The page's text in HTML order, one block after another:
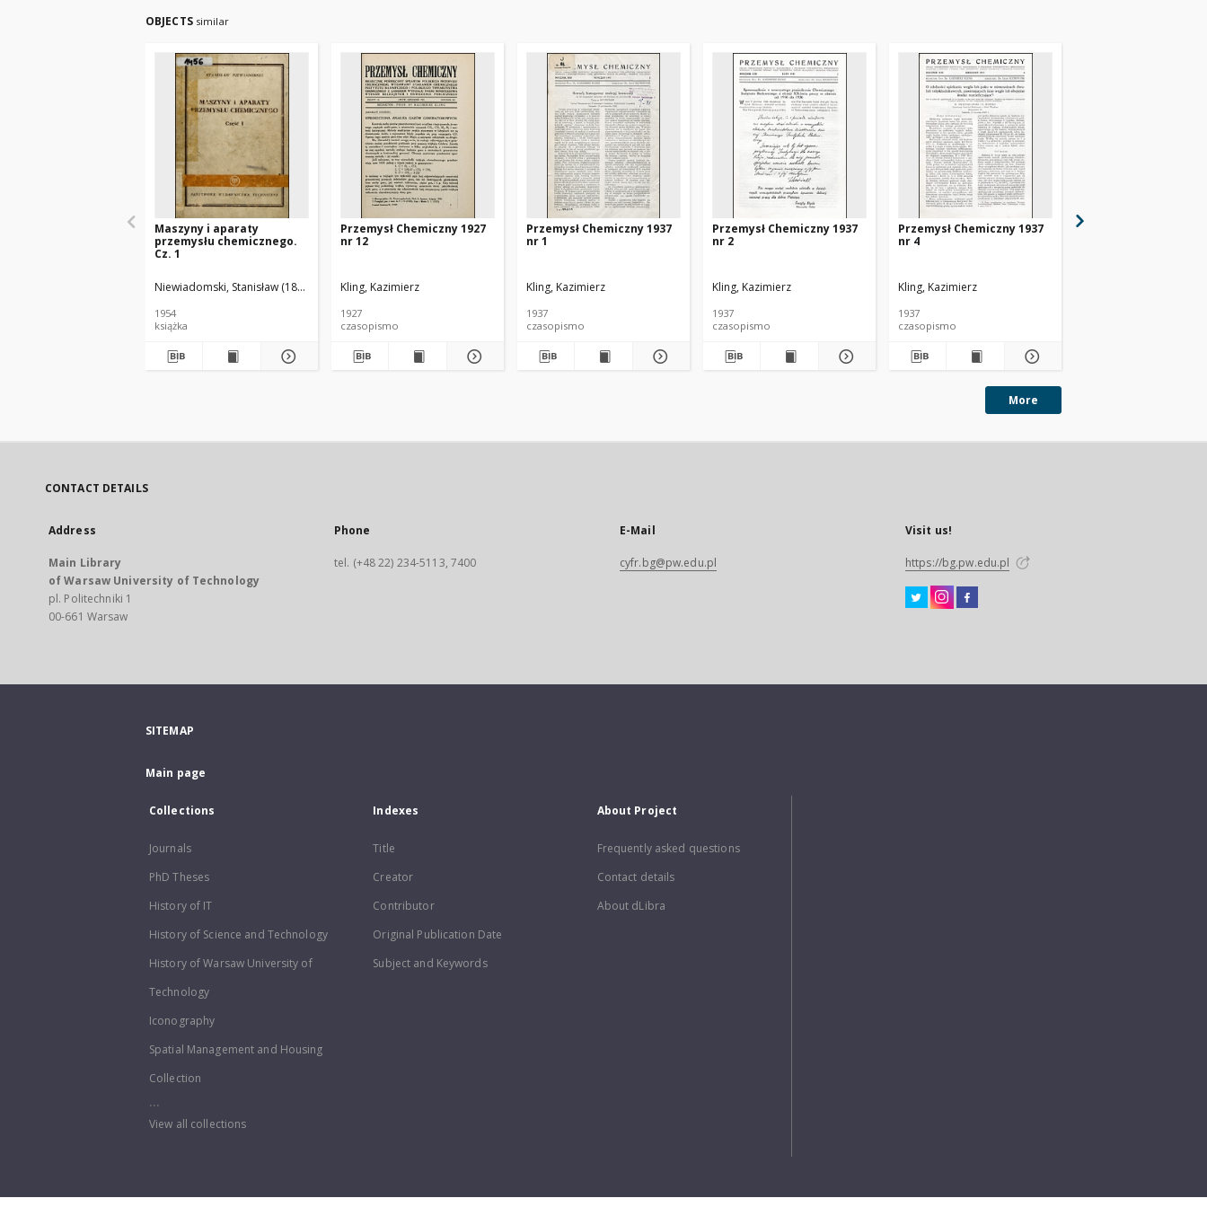
OBJECTS similar
Maszyny i aparaty
przemysłu chemicznego.
Cz. 1
Niewiadomski, Stanisław (1895-1966).
1954
książka
Przemysł Chemiczny 1927
nr 12
Kling, Kazimierz
1927
czasopismo
Przemysł Chemiczny 1937
nr 1
Kling, Kazimierz
1937
czasopismo
Przemysł Chemiczny 1937
nr 2
Kling, Kazimierz
1937
czasopismo
Przemysł Chemiczny 1937
nr 4
Kling, Kazimierz
1937
czasopismo
More
CONTACT DETAILS
Address
Main Library
of Warsaw University of Technology
pl. Politechniki 1
00-661 Warsaw
Phone
tel. (+48 22) 234-5113, 7400
E-Mail
cyfr.bg@pw.edu.pl
Visit us!
https://bg.pw.edu.pl
SITEMAP
Main page
Collections
Journals
PhD Theses
History of IT
History of Science and Technology
History of Warsaw University of
Technology
Iconography
Spatial Management and Housing
Collection
...
View all collections
Indexes
Title
Creator
Contributor
Original Publication Date
Subject and Keywords
About Project
Frequently asked questions
Contact details
About dLibra